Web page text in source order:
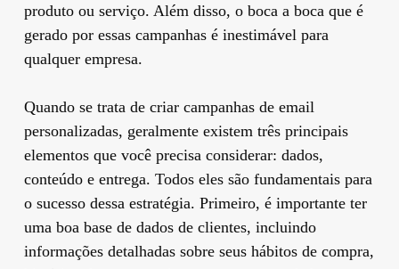
produto ou serviço. Além disso, o boca a boca que é
gerado por essas campanhas é inestimável para
qualquer empresa.
Quando se trata de criar campanhas de email
personalizadas, geralmente existem três principais
elementos que você precisa considerar: dados,
conteúdo e entrega. Todos eles são fundamentais para
o sucesso dessa estratégia. Primeiro, é importante ter
uma boa base de dados de clientes, incluindo
informações detalhadas sobre seus hábitos de compra,